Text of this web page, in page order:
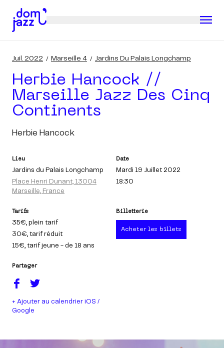
Juil. 2022 Marseille 4 Jardins Du Palais Longchamp
Herbie Hancock //
Marseille Jazz Des Cinq
Continents
Herbie Hancock
Lieu
Jardins du Palais Longchamp
Place Henri Dunant, 13004
Marseille, France
Date
Mardi 19 Juillet 2022
18:30
Tarifs
35€, plein tarif
30€, tarif réduit
15€, tarif jeune - de 18 ans
Billetterie
Acheter les billets
Partager
+ Ajouter au calendrier iOS /
Google